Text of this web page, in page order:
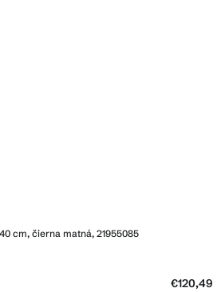
cm, čierna matná, 21955085
€120,49